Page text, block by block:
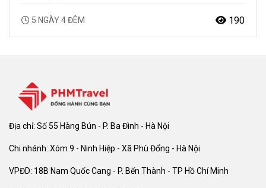
Canton Fair 137 Hướng dẫn viên chuyên nghiệp, suốt tuyến…
5 NGÀY 4 ĐÊM 190
Địa chỉ: Số 55 Hàng Bún - P. Ba Đình - Hà Nội
Chi nhánh: Xóm 9 - Ninh Hiệp - Xã Phù Đổng - Hà Nội
VPĐD: 18B Nam Quốc Cang - P. Bến Thành - TP Hồ Chí Minh